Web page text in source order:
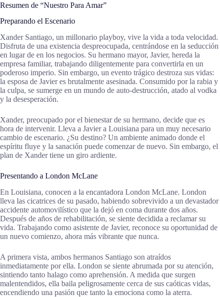
Resumen de “Nuestro Para Amar”
Preparando el Escenario
Xander Santiago, un millonario playboy, vive la vida a toda velocidad.
Disfruta de una existencia despreocupada, centrándose en la seducción
en lugar de en los negocios. Su hermano mayor, Javier, hereda la
empresa familiar, trabajando diligentemente para convertirla en un
poderoso imperio. Sin embargo, un evento trágico destroza sus vidas:
la esposa de Javier es brutalmente asesinada. Consumido por la rabia y
la culpa, se sumerge en un mundo de auto-destrucción, atado al vodka
y la desesperación.
Xander, preocupado por el bienestar de su hermano, decide que es
hora de intervenir. Lleva a Javier a Louisiana para un muy necesario
cambio de escenario. ¿Su destino? Un ambiente animado donde el
espíritu fluye y la sanación puede comenzar de nuevo. Sin embargo, el
plan de Xander tiene un giro ardiente.
Presentando a London McLane
En Louisiana, conocen a la encantadora London McLane. London
lleva las cicatrices de su pasado, habiendo sobrevivido a un devastador
accidente automovilístico que la dejó en coma durante dos años.
Después de años de rehabilitación, se siente decidida a reclamar su
vida. Trabajando como asistente de Javier, reconoce su oportunidad de
un nuevo comienzo, ahora más vibrante que nunca.
A primera vista, ambos hermanos Santiago son atraídos
inmediatamente por ella. London se siente abrumada por su atención,
sintiendo tanto halago como aprehensión. A medida que surgen
malentendidos, ella baila peligrosamente cerca de sus caóticas vidas,
encendiendo una pasión que tanto la emociona como la aterra.